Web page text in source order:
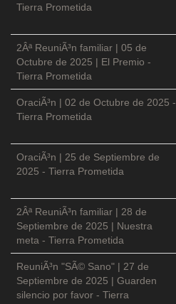
Tierra Prometida
2Âª ReuniÃ³n familiar | 05 de
Octubre de 2025 | El Premio -
Tierra Prometida
OraciÃ³n | 02 de Octubre de 2025 -
Tierra Prometida
OraciÃ³n | 25 de Septiembre de
2025 - Tierra Prometida
2Âª ReuniÃ³n familiar | 28 de
Septiembre de 2025 | Nuestra
meta - Tierra Prometida
ReuniÃ³n "SÃ© Sano" | 27 de
Septiembre de 2025 | Guarden
silencio por favor - Tierra